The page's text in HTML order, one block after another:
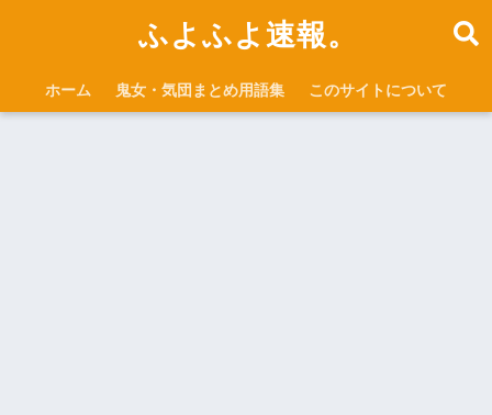
ふよふよ速報。
ホーム 鬼女・気団まとめ用語集 このサイトについて